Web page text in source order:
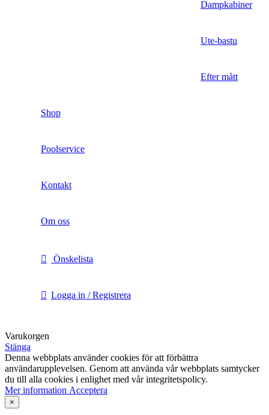
Dampkabiner
Ute-bastu
Efter mått
Shop
Poolservice
Kontakt
Om oss
Önskelista
Logga in / Registrera
Varukorgen
Stänga
Denna webbplats använder cookies för att förbättra
användarupplevelsen. Genom att använda vår webbplats samtycker
du till alla cookies i enlighet med vår integritetspolicy.
Mer information Mer
Acceptera
×